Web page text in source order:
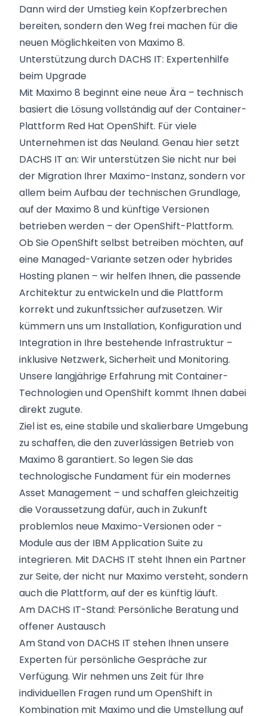
Dann wird der Umstieg kein Kopfzerbrechen
bereiten, sondern den Weg frei machen für die
neuen Möglichkeiten von Maximo 8.
Unterstützung durch DACHS IT: Expertenhilfe
beim Upgrade
Mit Maximo 8 beginnt eine neue Ära – technisch
basiert die Lösung vollständig auf der Container-
Plattform Red Hat OpenShift. Für viele
Unternehmen ist das Neuland. Genau hier setzt
DACHS IT an: Wir unterstützen Sie nicht nur bei
der Migration Ihrer Maximo-Instanz, sondern vor
allem beim Aufbau der technischen Grundlage,
auf der Maximo 8 und künftige Versionen
betrieben werden – der OpenShift-Plattform.
Ob Sie OpenShift selbst betreiben möchten, auf
eine Managed-Variante setzen oder hybrides
Hosting planen – wir helfen Ihnen, die passende
Architektur zu entwickeln und die Plattform
korrekt und zukunftssicher aufzusetzen. Wir
kümmern uns um Installation, Konfiguration und
Integration in Ihre bestehende Infrastruktur –
inklusive Netzwerk, Sicherheit und Monitoring.
Unsere langjährige Erfahrung mit Container-
Technologien und OpenShift kommt Ihnen dabei
direkt zugute.
Ziel ist es, eine stabile und skalierbare Umgebung
zu schaffen, die den zuverlässigen Betrieb von
Maximo 8 garantiert. So legen Sie das
technologische Fundament für ein modernes
Asset Management – und schaffen gleichzeitig
die Voraussetzung dafür, auch in Zukunft
problemlos neue Maximo-Versionen oder -
Module aus der IBM Application Suite zu
integrieren. Mit DACHS IT steht Ihnen ein Partner
zur Seite, der nicht nur Maximo versteht, sondern
auch die Plattform, auf der es künftig läuft.
Am DACHS IT-Stand: Persönliche Beratung und
offener Austausch
Am Stand von DACHS IT stehen Ihnen unsere
Experten für persönliche Gespräche zur
Verfügung. Wir nehmen uns Zeit für Ihre
individuellen Fragen rund um OpenShift in
Kombination mit Maximo und die Umstellung auf